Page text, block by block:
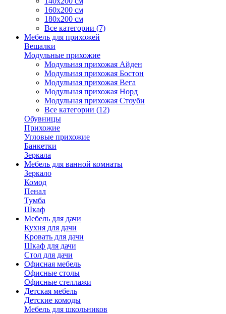
160х200 см
180х200 см
Все категории (7)
Мебель для прихожей
Вешалки
Модульные прихожие
Модульная прихожая Айден
Модульная прихожая Бостон
Модульная прихожая Вега
Модульная прихожая Норд
Модульная прихожая Стоуби
Все категории (12)
Обувницы
Прихожие
Угловые прихожие
Банкетки
Зеркала
Мебель для ванной комнаты
Зеркало
Комод
Пенал
Тумба
Шкаф
Мебель для дачи
Кухня для дачи
Кровать для дачи
Шкаф для дачи
Стол для дачи
Офисная мебель
Офисные столы
Офисные стеллажи
Детская мебель
Детские комоды
Мебель для школьников